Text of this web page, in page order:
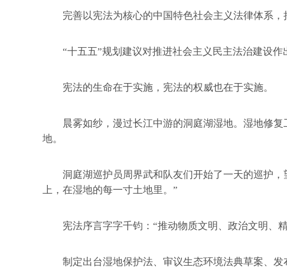
完善以宪法为核心的中国特色社会主义法律体系
“十五五”规划建议对推进社会主义民主法治建设作
宪法的生命在于实施，宪法的权威也在于实施。
晨雾如纱，漫过长江中游的洞庭湖湿地。湿地修复
地。
洞庭湖巡护员周界武和队友们开始了一天的巡护，
上，在湿地的每一寸土地里。”
宪法序言字字千钧：“推动物质文明、政治文明、精
制定出台湿地保护法、审议生态环境法典草案、发